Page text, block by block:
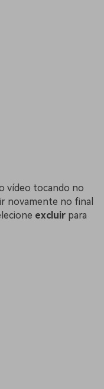
vídeo tocando no
novamente no final
excluir para